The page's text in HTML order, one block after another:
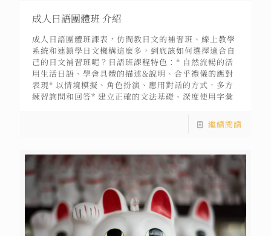
成人日語團體班 介紹
成人日語團體班課表，仿間教日文的補習班、線上教學
系統和連鎖學日文機構這麼多，到底該如何選擇適合自
己的日文補習班呢？日語班課程特色：* 自然流暢的活
用生活日語、學會具體的描述&說明、合乎禮儀的應對
表現* 以情境模擬、角色扮演、應用對話的方式，多方
練習詢問和回答* 建立正確的文法基礎、深度使用字彙
繼續閱讀